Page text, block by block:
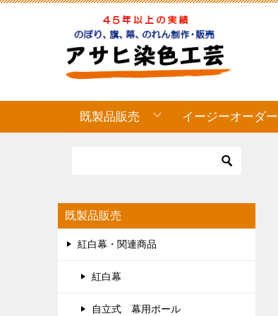
既製品販売 イージーオーダー
既製品販売
紅白幕・関連商品
紅白幕
自立式 幕用ポール